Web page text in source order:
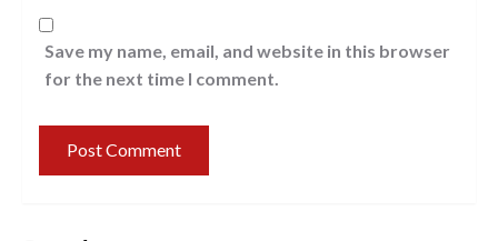
Save my name, email, and website in this browser
for the next time I comment.